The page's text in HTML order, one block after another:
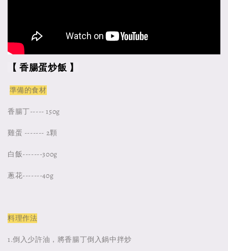
【 香腸蛋炒飯 】
準備的食材
香腸丁----- 150g
雞蛋 ------- 2顆
白飯-------300g
蔥花-------40g
料理作法
1.倒入少許油，將香腸丁倒入鍋中拌炒